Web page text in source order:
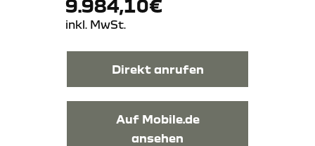
9.984,10€
inkl. MwSt.
Direkt anrufen
Auf Mobile.de
ansehen